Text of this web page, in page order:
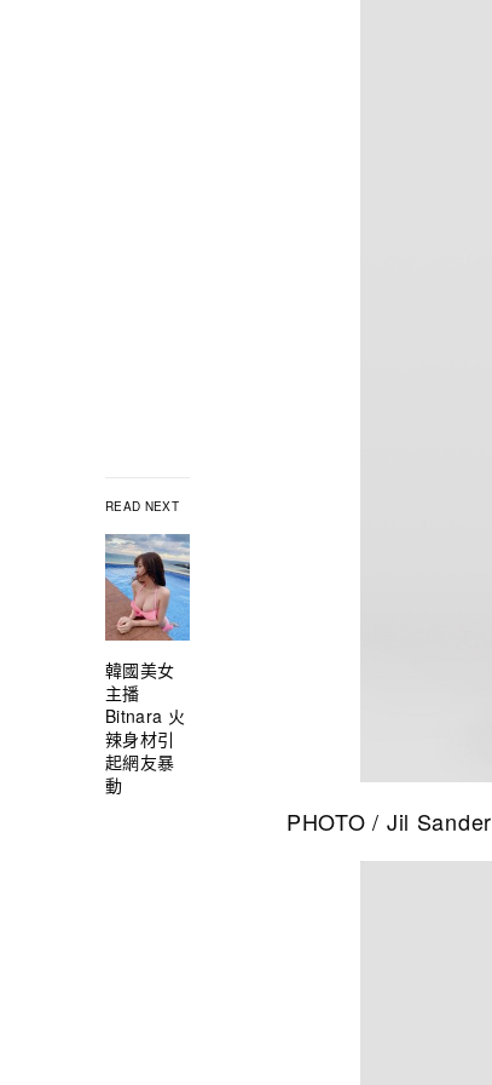
READ NEXT
韓國美女
主播
Bitnara 火
辣身材引
起網友暴
動
PHOTO / Jil Sander